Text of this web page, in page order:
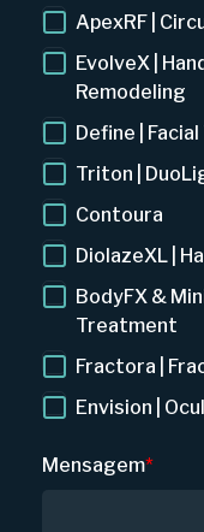
ApexRF |
EvolveX |
Remodeling
Define |
Triton |
Contoura
DiolazeXL |
BodyFX &
Treatment
Fractora |
Envision |
Mensagem*